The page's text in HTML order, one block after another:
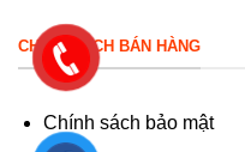
CHÍNH SÁCH BÁN HÀNG
Chính sách bảo mật